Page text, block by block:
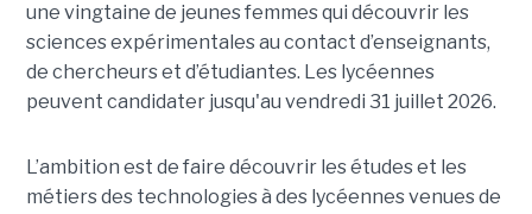
une vingtaine de jeunes femmes qui découvrir les
sciences expérimentales au contact d’enseignants,
de chercheurs et d’étudiantes. Les lycéennes
peuvent candidater jusqu'au vendredi 31 juillet 2026.
L’ambition est de faire découvrir les études et les
métiers des technologies à des lycéennes venues de